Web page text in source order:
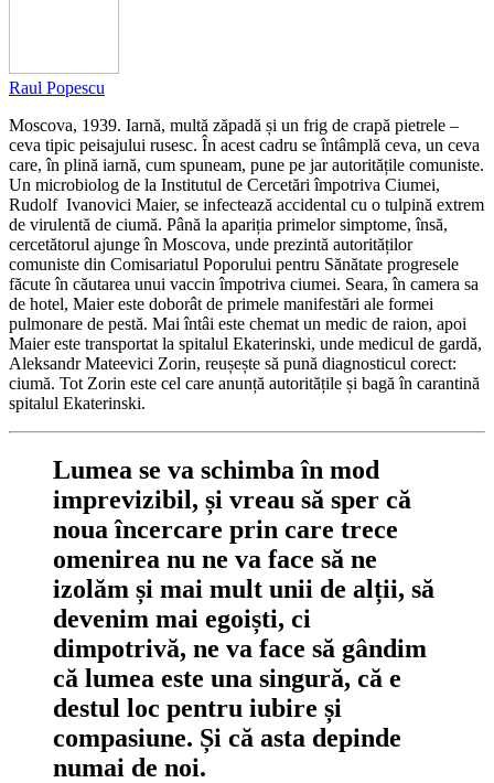
Raul Popescu
Moscova, 1939. Iarnă, multă zăpadă și un frig de crapă pietrele –
ceva tipic peisajului rusesc. În acest cadru se întâmplă ceva, un ceva
care, în plină iarnă, cum spuneam, pune pe jar autoritățile comuniste.
Un microbiolog de la Institutul de Cercetări împotriva Ciumei,
Rudolf Ivanovici Maier, se infectează accidental cu o tulpină extrem
de virulentă de ciumă. Până la apariția primelor simptome, însă,
cercetătorul ajunge în Moscova, unde prezintă autorităților
comuniste din Comisariatul Poporului pentru Sănătate progresele
făcute în căutarea unui vaccin împotriva ciumei. Seara, în camera sa
de hotel, Maier este doborât de primele manifestări ale formei
pulmonare de pestă. Mai întâi este chemat un medic de raion, apoi
Maier este transportat la spitalul Ekaterinski, unde medicul de gardă,
Aleksandr Mateevici Zorin, reușește să pună diagnosticul corect:
ciumă. Tot Zorin este cel care anunță autoritățile și bagă în carantină
spitalul Ekaterinski.
Lumea se va schimba în mod
imprevizibil, și vreau să sper că
noua încercare prin care trece
omenirea nu ne va face să ne
izolăm și mai mult unii de alții, să
devenim mai egoiști, ci
dimpotrivă, ne va face să gândim
că lumea este una singură, că e
destul loc pentru iubire și
compasiune. Și că asta depinde
numai de noi.